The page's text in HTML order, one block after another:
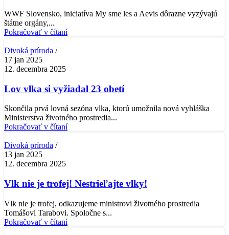
WWF Slovensko, iniciatíva My sme les a Aevis dôrazne vyzývajú
štátne orgány,...
Pokračovať v čítaní
Divoká príroda
17 jan 2025
12. decembra 2025
Lov vlka si vyžiadal 23 obetí
Skončila prvá lovná sezóna vlka, ktorú umožnila nová vyhláška
Ministerstva životného prostredia...
Pokračovať v čítaní
Divoká príroda
13 jan 2025
12. decembra 2025
Vlk nie je trofej! Nestrieľajte vlky!
Vlk nie je trofej, odkazujeme ministrovi životného prostredia
Tomášovi Tarabovi. Spoločne s...
Pokračovať v čítaní